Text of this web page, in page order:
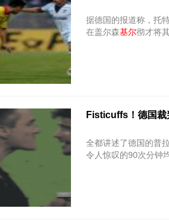
据德国的报道称，托
在盖尔森基尔彻才将
Fisticuffs！德国
全都讲述了德国的普
令人惊叹的90次分钟